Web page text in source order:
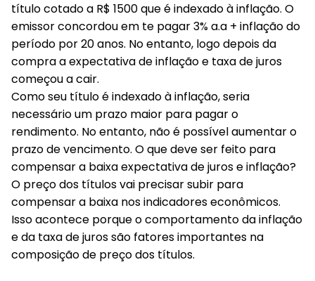
título cotado a R$ 1500 que é indexado à inflação. O
emissor concordou em te pagar 3% a.a + inflação do
período por 20 anos. No entanto, logo depois da
compra a expectativa de inflação e taxa de juros
começou a cair.
Como seu título é indexado à inflação, seria
necessário um prazo maior para pagar o
rendimento. No entanto, não é possível aumentar o
prazo de vencimento. O que deve ser feito para
compensar a baixa expectativa de juros e inflação?
O preço dos títulos vai precisar subir para
compensar a baixa nos indicadores econômicos.
Isso acontece porque o comportamento da inflação
e da taxa de jurossão fatores importantes na
composição de preço dos títulos.